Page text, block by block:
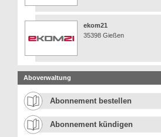
ekom21
35398 Gießen
Aboverwaltung
Abonnement bestellen
Abonnement kündigen